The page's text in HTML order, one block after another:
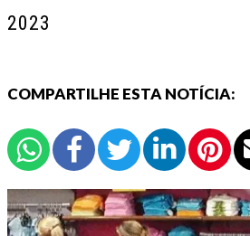
2023
COMPARTILHE ESTA NOTÍCIA: